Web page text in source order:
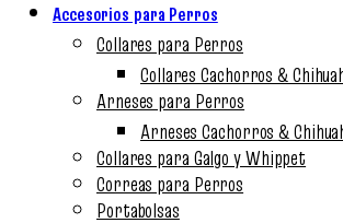
Accesorios para Perros
Collares para Perros
Collares Cachorros &
Arneses para Perros
Arneses Cachorros &
Collares para Galgo y Whippet
Correas para Perros
Portabolsas